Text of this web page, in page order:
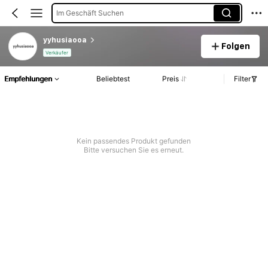
Im Geschäft Suchen
yyhusiaooa
Verkäufer
Folgen
Empfehlungen Beliebtest Preis Filter
Kein passendes Produkt gefunden
Bitte versuchen Sie es erneut.